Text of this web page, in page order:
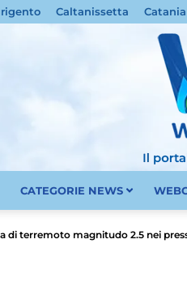
Caltanissetta Catania
CATEGORIE NEWS
di terremoto magnitudo 2.5 nei